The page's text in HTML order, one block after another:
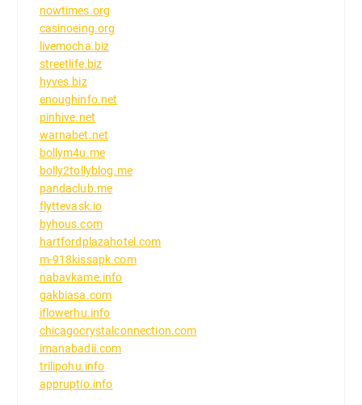
nowtimes.org
casinoeing.org
livemocha.biz
streetlife.biz
hyves.biz
enoughinfo.net
pinhive.net
warnabet.net
bollym4u.me
bolly2tollyblog.me
pandaclub.me
flyttevask.io
byhous.com
hartfordplazahotel.com
m-918kissapk.com
nabavkame.info
gakbiasa.com
iflowerhu.info
chicagocrystalconnection.com
imanabadii.com
trilipohu.info
appruptio.info